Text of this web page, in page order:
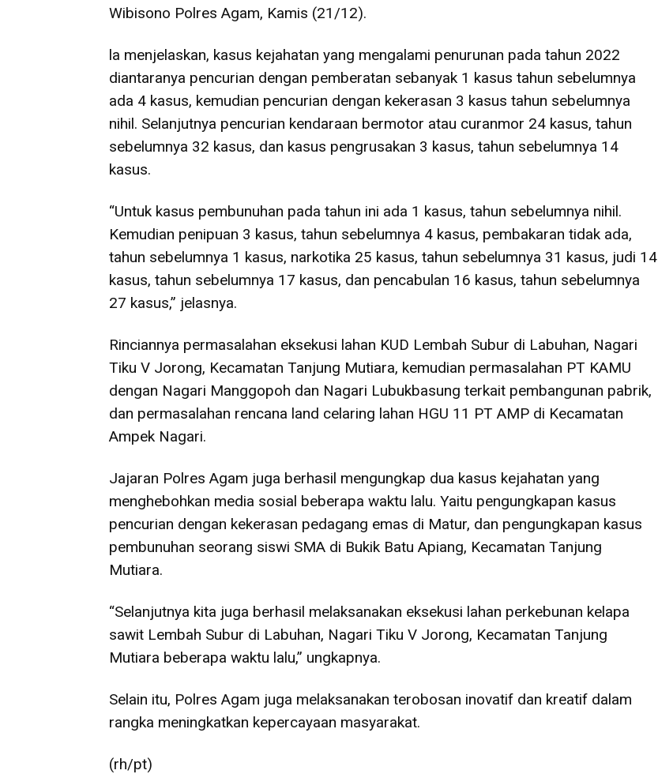
Wibisono Polres Agam, Kamis (21/12).
la menjelaskan, kasus kejahatan yang mengalami penurunan pada tahun 2022
diantaranya pencurian dengan pemberatan sebanyak 1 kasus tahun sebelumnya
ada 4 kasus, kemudian pencurian dengan kekerasan 3 kasus tahun sebelumnya
nihil. Selanjutnya pencurian kendaraan bermotor atau curanmor 24 kasus, tahun
sebelumnya 32 kasus, dan kasus pengrusakan 3 kasus, tahun sebelumnya 14
kasus.
“Untuk kasus pembunuhan pada tahun ini ada 1 kasus, tahun sebelumnya nihil.
Kemudian penipuan 3 kasus, tahun sebelumnya 4 kasus, pembakaran tidak ada,
tahun sebelumnya 1 kasus, narkotika 25 kasus, tahun sebelumnya 31 kasus, judi 14
kasus, tahun sebelumnya 17 kasus, dan pencabulan 16 kasus, tahun sebelumnya
27 kasus,” jelasnya.
Rinciannya permasalahan eksekusi lahan KUD Lembah Subur di Labuhan, Nagari
Tiku V Jorong, Kecamatan Tanjung Mutiara, kemudian permasalahan PT KAMU
dengan Nagari Manggopoh dan Nagari Lubukbasung terkait pembangunan pabrik,
dan permasalahan rencana land celaring lahan HGU 11 PT AMP di Kecamatan
Ampek Nagari.
Jajaran Polres Agam juga berhasil mengungkap dua kasus kejahatan yang
menghebohkan media sosial beberapa waktu lalu. Yaitu pengungkapan kasus
pencurian dengan kekerasan pedagang emas di Matur, dan pengungkapan kasus
pembunuhan seorang siswi SMA di Bukik Batu Apiang, Kecamatan Tanjung
Mutiara.
“Selanjutnya kita juga berhasil melaksanakan eksekusi lahan perkebunan kelapa
sawit Lembah Subur di Labuhan, Nagari Tiku V Jorong, Kecamatan Tanjung
Mutiara beberapa waktu lalu,” ungkapnya.
Selain itu, Polres Agam juga melaksanakan terobosan inovatif dan kreatif dalam
rangka meningkatkan kepercayaan masyarakat.
(rh/pt)